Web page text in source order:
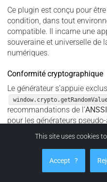
Ce plugin est conçu pour
condition, dans tout
compatible. Il incarne une
souveraine et universelle de
numériques.
Conformité cryptographique
Le générateur s’appuie
recommandations de l’ANSSI
pour les générateurs
(DRBG). Cette approche
sans dépendre de
non auditées.
This site uses cookies
Accept ?